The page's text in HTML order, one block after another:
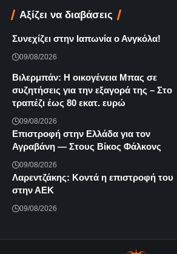
Αξίζει να διαβάσεις
Συνεχίζει στην Ιαπωνία ο Ανγκόλα!
09/08/2026
Βιλερμπάν: Η οικογένεια Μπας σε
συζητήσεις για την εξαγορά της – Στο
τραπέζι έως 80 εκατ. ευρώ
09/08/2026
Επιστροφή στην Ελλάδα για τον
Αγραβάνη — Στους Βίκος Φάλκονς
09/08/2026
Λαρεντζάκης: Κοντά η επιστροφή του
στην ΑΕΚ
09/08/2026